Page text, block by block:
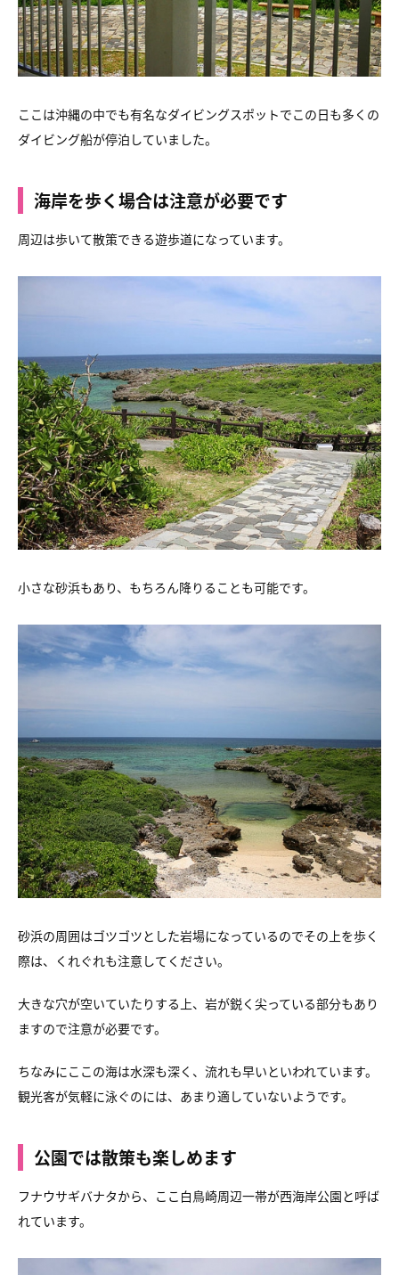
ここは沖縄の中でも有名なダイビングスポットでこの日も多くの
ダイビング船が停泊していました。
海岸を歩く場合は注意が必要です
周辺は歩いて散策できる遊歩道になっています。
小さな砂浜もあり、もちろん降りることも可能です。
砂浜の周囲はゴツゴツとした岩場になっているのでその上を歩く
際は、くれぐれも注意してください。
大きな穴が空いていたりする上、 岩が鋭く尖っている部分もあり
ますので注意が必要です。
ちなみにここの海は水深も深く、流れも早いといわれています。
観光客が気軽に泳ぐのには、あまり適していないようです。
公園では散策も楽しめます
フナウサギバナタから、ここ白鳥崎周辺一帯が西海岸公園と呼ば
れています。